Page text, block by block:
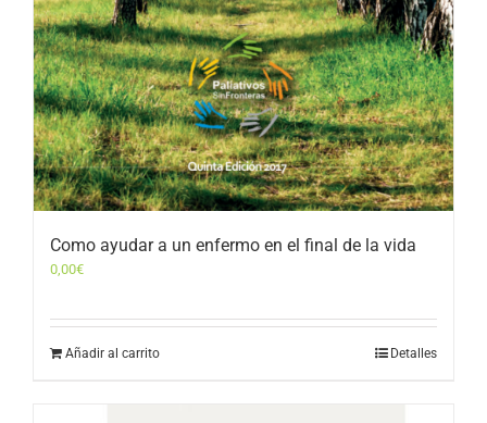
Como ayudar a un enfermo en el final de la vida
0,00€
Añadir al carrito Detalles